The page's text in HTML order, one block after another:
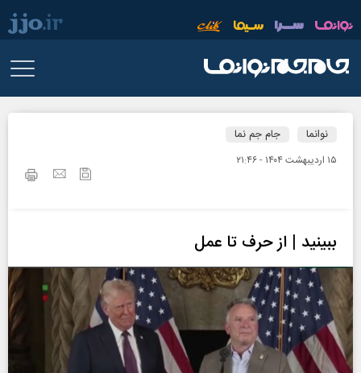
نوانما جام جم نما
۱۵ ارديبهشت ۱۴۰۴ - ۲۱:۴۶
ببینید | از حرف تا عمل